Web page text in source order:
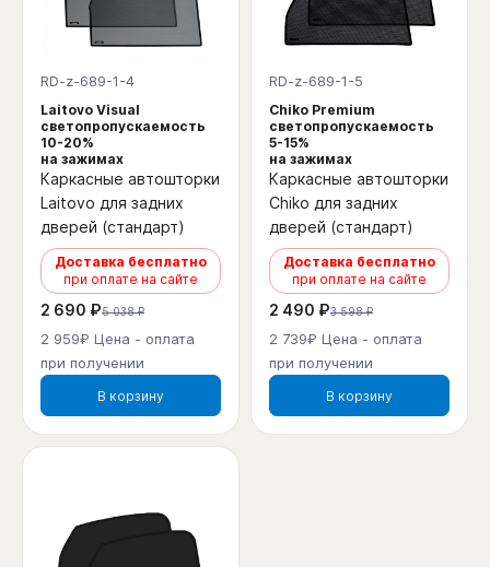
RD-z-689-1-4
Laitovo Visual
светопропускаемость
10-20%
на зажимах
Каркасные автошторки
Laitovo для задних
дверей (стандарт)
Доставка бесплатно
при оплате на сайте
2 690 ₽5 038 ₽
2 959₽ Цена - оплата
при получении
В корзину
RD-z-689-1-5
Chiko Premium
светопропускаемость
5-15%
на зажимах
Каркасные автошторки
Chiko для задних
дверей (стандарт)
Доставка бесплатно
при оплате на сайте
2 490 ₽3 598 ₽
2 739₽ Цена - оплата
при получении
В корзину